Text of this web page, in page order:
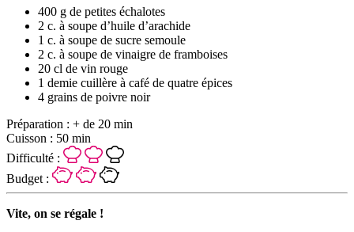
400 g de petites échalotes
2 c. à soupe d’huile d’arachide
1 c. à soupe de sucre semoule
2 c. à soupe de vinaigre de framboises
20 cl de vin rouge
1 demie cuillère à café de quatre épices
4 grains de poivre noir
Préparation : + de 20 min
Cuisson : 50 min
Difficulté :
Budget :
Vite, on se régale !